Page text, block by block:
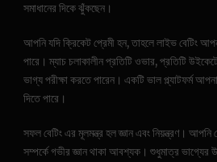
সমাধানের দিকে ঝুঁকছেন।
আপনি যদি ক্রিকেট প্রেমী হন, তাহলে লাইভ বেটিং
পারে। ম্যাচ চলাকালীন প্রতিটি ওভার, প্রতিটি
ভাগ্য পরীক্ষা করতে পারেন। একটি ভাল প্ল্যাটফর্ম
দিতে পারে।
সফল বেটিং এর মূলমন্ত্র হল জ্ঞান এবং নিয়ন্ত্রণ। আপনি
সম্পর্কে গভীর জ্ঞান থাকা আবশ্যক। শুধুমাত্র ভাগ্যের